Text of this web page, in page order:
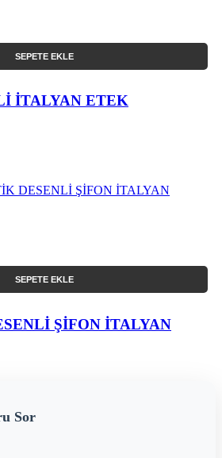
SEPETE EKLE
İTALYAN ETEK
SEPETE EKLE
ŞİFON İTALYAN
Sor